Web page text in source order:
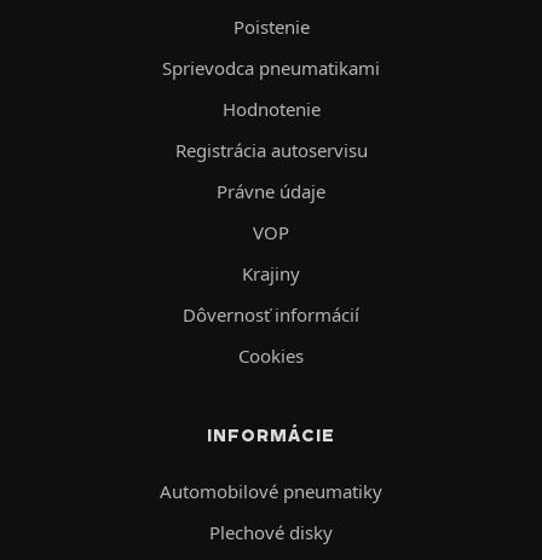
Poistenie
Sprievodca pneumatikami
Hodnotenie
Registrácia autoservisu
Právne údaje
VOP
Krajiny
Dôvernosť informácií
Cookies
INFORMÁCIE
Automobilové pneumatiky
Plechové disky